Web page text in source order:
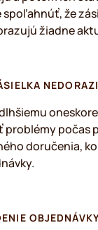
že
žiadne
počas
doručenia,